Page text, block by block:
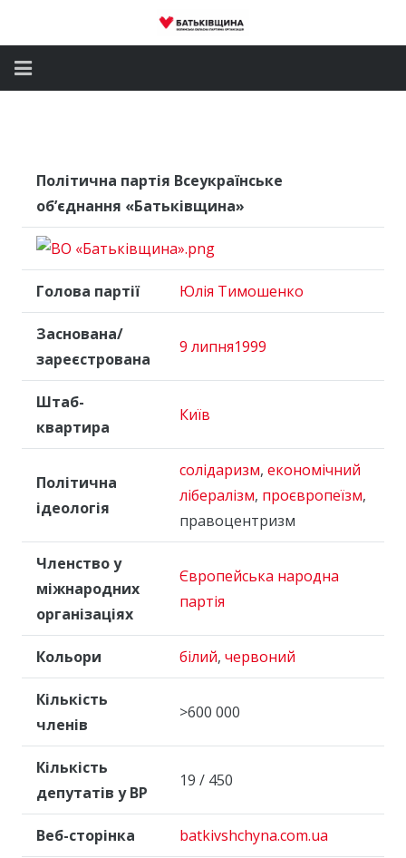
Депутатський корпус
Політична партія Всеукраїнське
об’єднання «Батьківщина»
Голова партії Юлія Тимошенко
Заснована/
зареєстрована
9 липня1999
Штаб-
квартира
Київ
Політична
ідеологія
солідаризм, економічний
лібералізм, проєвропеїзм,
правоцентризм
Членство у
міжнародних
організаціях
Європейська народна
партія
Кольори білий, червоний
Кількість
членів
>600 000
Кількість
депутатів у ВР
19 / 450
Веб-сторінка batkivshchyna.com.ua